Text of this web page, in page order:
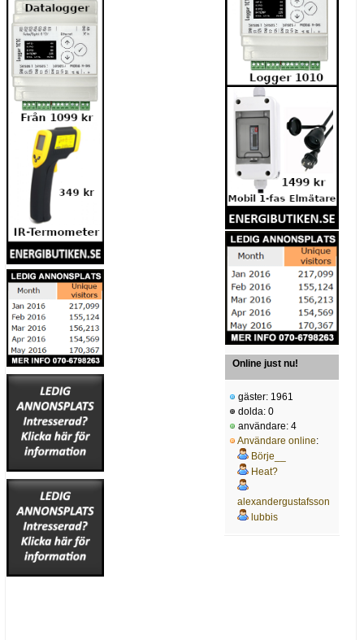
Online just nu!
gäster: 1961
dolda: 0
användare: 4
Användare online:
Börje__
Heat?
alexandergustafsson
lubbis